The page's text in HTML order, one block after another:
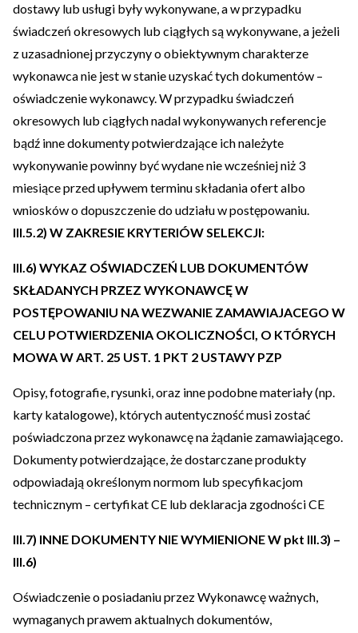
dostawy lub usługi były wykonywane, a w przypadku
świadczeń okresowych lub ciągłych są wykonywane, a jeżeli
z uzasadnionej przyczyny o obiektywnym charakterze
wykonawca nie jest w stanie uzyskać tych dokumentów –
oświadczenie wykonawcy. W przypadku świadczeń
okresowych lub ciągłych nadal wykonywanych referencje
bądź inne dokumenty potwierdzające ich należyte
wykonywanie powinny być wydane nie wcześniej niż 3
miesiące przed upływem terminu składania ofert albo
wniosków o dopuszczenie do udziału w postępowaniu.
III.5.2) W ZAKRESIE KRYTERIÓW SELEKCJI:
III.6) WYKAZ OŚWIADCZEŃ LUB DOKUMENTÓW
SKŁADANYCH PRZEZ WYKONAWCĘ W
POSTĘPOWANIU NA WEZWANIE ZAMAWIAJACEGO W
CELU POTWIERDZENIA OKOLICZNOŚCI, O KTÓRYCH
MOWA W ART. 25 UST. 1 PKT 2 USTAWY PZP
Opisy, fotografie, rysunki, oraz inne podobne materiały (np.
karty katalogowe), których autentyczność musi zostać
poświadczona przez wykonawcę na żądanie zamawiającego.
Dokumenty potwierdzające, że dostarczane produkty
odpowiadają określonym normom lub specyfikacjom
technicznym – certyfikat CE lub deklaracja zgodności CE
III.7) INNE DOKUMENTY NIE WYMIENIONE W pkt III.3) –
III.6)
Oświadczenie o posiadaniu przez Wykonawcę ważnych,
wymaganych prawem aktualnych dokumentów,